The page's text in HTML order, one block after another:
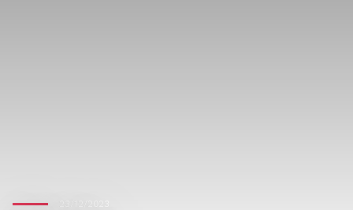
23/12/2023